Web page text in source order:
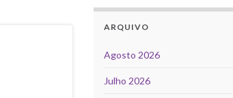
ARQUIVO
Agosto 2026
Julho 2026